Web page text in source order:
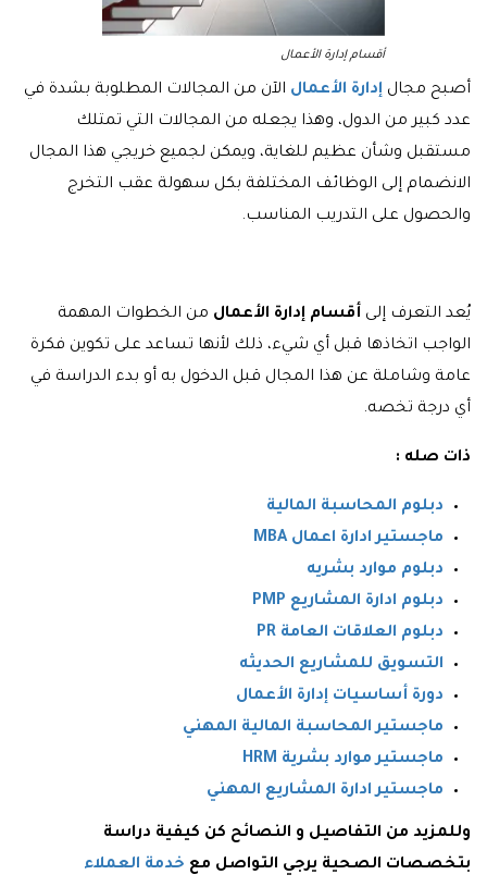
أقسام إدارة الأعمال
أصبح مجال إدارة الأعمال الآن من المجالات المطلوبة بشدة في
عدد كبير من الدول، وهذا يجعله من المجالات التي تمتلك
مستقبل وشأن عظيم للغاية، ويمكن لجميع خريجي هذا المجال
الانضمام إلى الوظائف المختلفة بكل سهولة عقب التخرج
والحصول على التدريب المناسب.
يُعد التعرف إلى أقسام إدارة الأعمال من الخطوات المهمة
الواجب اتخاذها قبل أي شيء، ذلك لأنها تساعد على تكوين فكرة
عامة وشاملة عن هذا المجال قبل الدخول به أو بدء الدراسة في
أي درجة تخصه.
ذات صله :
دبلوم المحاسبة المالية
ماجستير ادارة اعمال MBA
دبلوم موارد بشريه
دبلوم ادارة المشاريع PMP
دبلوم العلاقات العامة PR
التسويق للمشاريع الحديثه
دورة أساسيات إدارة الأعمال
ماجستير المحاسبة المالية المهني
ماجستير موارد بشرية HRM
ماجستير ادارة المشاريع المهني
وللمزيد من التفاصيل و النصائح كن كيفية دراسة
بتخصصات الصحية يرجي التواصل مع خدمة العملاء